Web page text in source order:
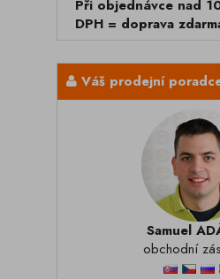
Při objednávce nad
DPH = doprava
Váš prodejní
Samuel
obchodní